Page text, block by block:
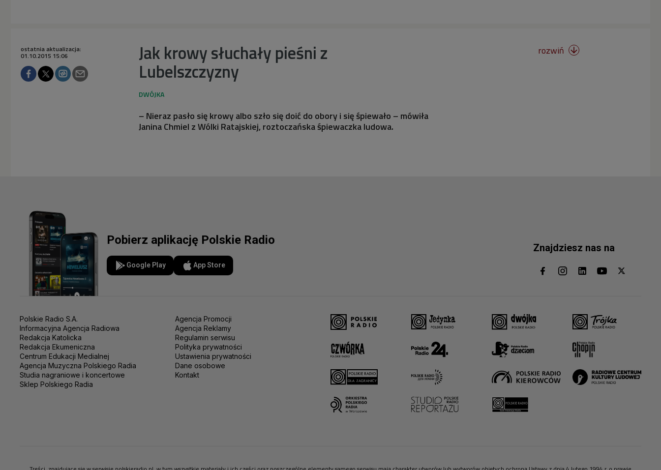
Jak krowy słuchały pieśni z
Lubelszczyzny
ostatnia aktualizacja:
01.10.2015 15:06
– Nieraz pasło się krowy albo szło się doić do obory i się śpiewało – mówiła
Janina Chmiel z Wólki Ratajskiej, roztoczańska śpiewaczka ludowa.
rozwiń 
Pobierz aplikację Polskie Radio
Google Play App Store
Znajdziesz nas na
Polskie Radio S.A.
Informacyjna Agencja Radiowa
Redakcja Katolicka
Redakcja Ekumeniczna
Centrum Edukacji Medialnej
Agencja Muzyczna Polskiego Radia
Studia nagraniowe i koncertowe
Sklep Polskiego Radia
Agencja Promocji
Agencja Reklamy
Regulamin serwisu
Polityka prywatności
Ustawienia prywatności
Dane osobowe
Kontakt